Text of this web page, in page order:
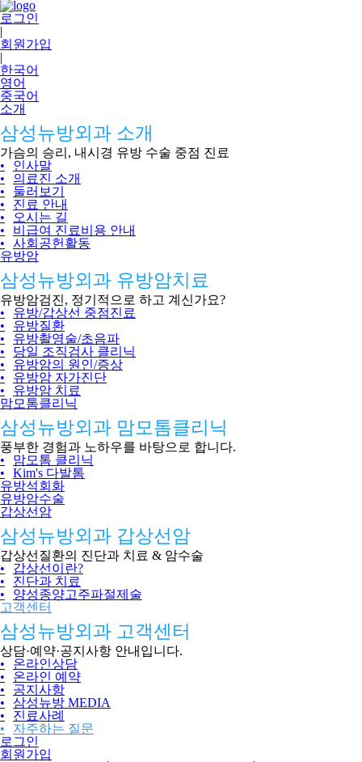
로그인
|
회원가입
|
한국어
영어
중국어
소개
삼성뉴방외과 소개
가슴의 승리, 내시경 유방 수술 중점 진료
•
인사말
•
의료진 소개
•
둘러보기
•
진료 안내
•
오시는 길
•
비급여 진료비용 안내
•
사회공헌활동
유방암
삼성뉴방외과 유방암치료
유방암검진, 정기적으로 하고 계신가요?
•
유방/갑상선 중점진료
•
유방질환
•
유방촬영술/초음파
•
당일 조직검사 클리닉
•
유방암의 원인/증상
•
유방암 자가진단
•
유방암 치료
맘모톰클리닉
삼성뉴방외과 맘모톰클리닉
풍부한 경험과 노하우를 바탕으로 합니다.
•
맘모톰 클리닉
•
Kim's 다발톰
유방석회화
유방암수술
갑상선암
삼성뉴방외과 갑상선암
갑상선질환의 진단과 치료 & 암수술
•
갑상선이란?
•
진단과 치료
•
양성종양고주파절제술
고객센터
삼성뉴방외과 고객센터
상담·예약·공지사항 안내입니다.
•
온라인상담
•
온라인 예약
•
공지사항
•
삼성뉴방 MEDIA
•
진료사례
•
자주하는 질문
로그인
회원가입